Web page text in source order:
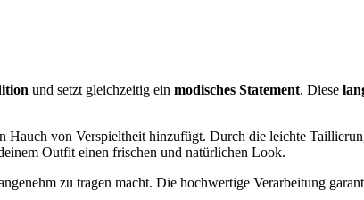
und setzt gleichzeitig ein modisches Statement. Diese
Hauch von Verspieltheit hinzufügt. Durch die leichte
Outfit einen frischen und natürlichen Look.
zu tragen macht. Die hochwertige Verarbeitung